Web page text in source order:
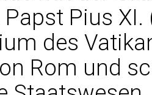
Pius
des
Rom und